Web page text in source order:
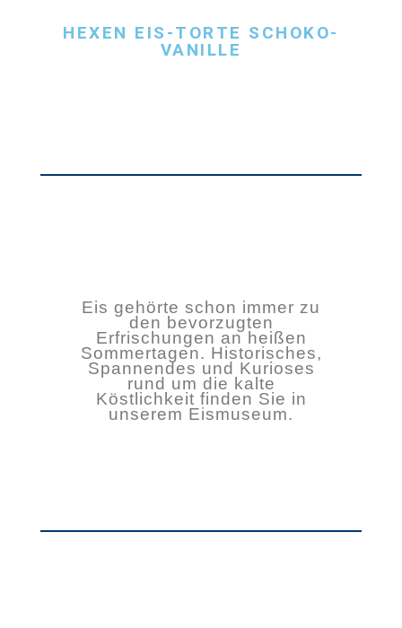
HEXEN EIS-TORTE SCHOKO-
VANILLE
Eis gehörte schon immer zu
den bevorzugten
Erfrischungen an heißen
Sommertagen. Historisches,
Spannendes und Kurioses
rund um die kalte
Köstlichkeit finden Sie in
unserem Eismuseum.